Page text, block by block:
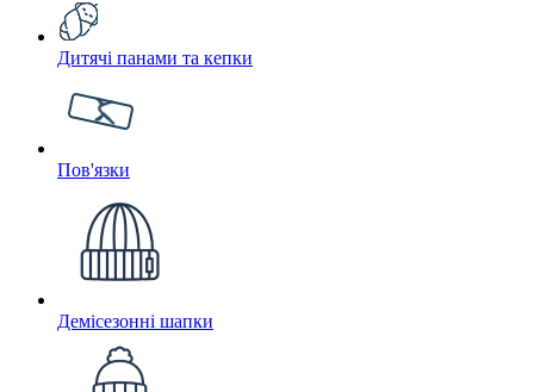
Дитячі панами та кепки
Пов'язки
Демісезонні шапки